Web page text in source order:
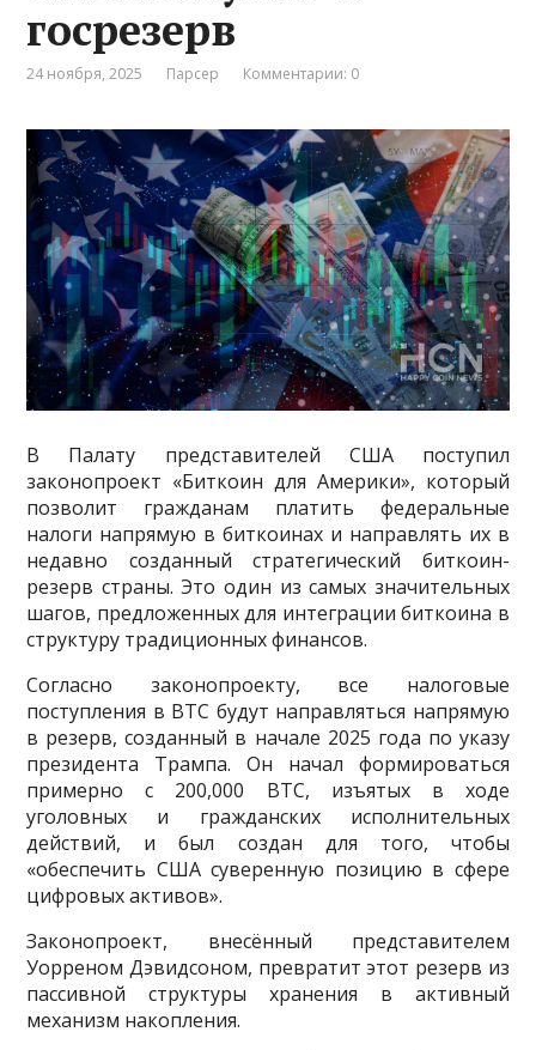
госрезерв
24 ноября, 2025 Парсер Комментарии: 0
В Палату представителей США поступил
законопроект «Биткоин для Америки», который
позволит гражданам платить федеральные
налоги напрямую в биткоинах и направлять их в
недавно созданный стратегический биткоин-
резерв страны. Это один из самых значительных
шагов, предложенных для интеграции биткоина в
структуру традиционных финансов.
Согласно законопроекту, все налоговые
поступления в BTC будут направляться напрямую
в резерв, созданный в начале 2025 года по указу
президента Трампа. Он начал формироваться
примерно с 200,000 BTC, изъятых в ходе
уголовных и гражданских исполнительных
действий, и был создан для того, чтобы
«обеспечить США суверенную позицию в сфере
цифровых активов».
Законопроект, внесённый представителем
Уорреном Дэвидсоном, превратит этот резерв из
пассивной структуры хранения в активный
механизм накопления.